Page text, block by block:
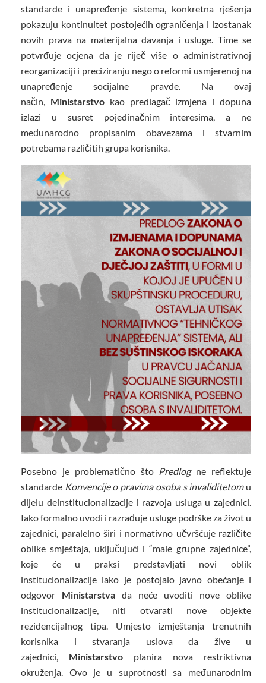
standarde i unapređenje sistema, konkretna rješenja
pokazuju kontinuitet postojećih ograničenja i izostanak
novih prava na materijalna davanja i usluge. Time se
potvrđuje ocjena da je riječ više o administrativnoj
reorganizaciji i preciziranju nego o reformi usmjerenoj na
unapređenje socijalne pravde. Na ovaj
način, Ministarstvokao predlagač izmjena i dopuna
izlazi u susret pojedinačnim interesima, a ne
međunarodno propisanim obavezama i stvarnim
potrebama različitih grupa korisnika.
Posebno je problematično što Predlogne reflektuje
standarde Konvencije o pravima osoba s invaliditetomu
dijelu deinstitucionalizacije i razvoja usluga u zajednici.
Iako formalno uvodi i razrađuje usluge podrške za život u
zajednici, paralelno širi i normativno učvršćuje različite
oblike smještaja, uključujući i “male grupne zajednice”,
koje će u praksi predstavljati novi oblik
institucionalizacije iako je postojalo javno obećanje i
odgovor Ministarstva da neće uvoditi nove oblike
institucionalizacije, niti otvarati nove objekte
rezidencijalnog tipa. Umjesto izmještanja trenutnih
korisnika i stvaranja uslova da žive u
zajednici, Ministarstvo planira nova restriktivna
okruženja. Ovo je u suprotnosti sa međunarodnim